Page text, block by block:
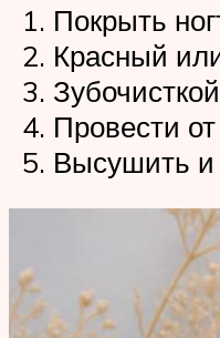
Покрыть
Красный
Провести
Высушить и